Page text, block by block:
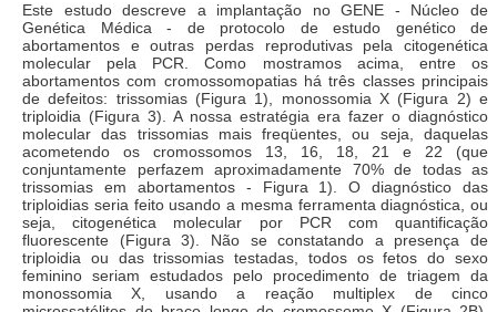
Este estudo descreve a implantação no GENE - Núcleo de
Genética Médica - de protocolo de estudo genético de
abortamentos e outras perdas reprodutivas pela citogenética
molecular pela PCR. Como mostramos acima, entre os
abortamentos com cromossomopatias há três classes principais
de defeitos: trissomias (Figura 1), monossomia X (Figura 2) e
triploidia (Figura 3). A nossa estratégia era fazer o diagnóstico
molecular das trissomias mais freqüentes, ou seja, daquelas
acometendo os cromossomos 13, 16, 18, 21 e 22 (que
conjuntamente perfazem aproximadamente 70% de todas as
trissomias em abortamentos - Figura 1). O diagnóstico das
triploidias seria feito usando a mesma ferramenta diagnóstica, ou
seja, citogenética molecular por PCR com quantificação
fluorescente (Figura 3). Não se constatando a presença de
triploidia ou das trissomias testadas, todos os fetos do sexo
feminino seriam estudados pelo procedimento de triagem da
monossomia X, usando a reação multiplex de cinco